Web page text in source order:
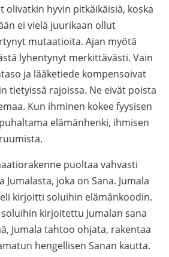
olivatkin hyvin pitkäikäisiä, koska
ei vielä juurikaan ollut
mutaatioita. Ajan myötä
lyhentynyt merkittävästi. Vain
ja lääketiede kompensoivat
tietyissä rajoissa. Ne eivät poista
Kun ihminen kokee fyysisen
elämänhenki, ihmisen
puoltaa vahvasti
joka on Sana. Jumala
kirjoitti soluihin elämänkoodin.
kirjoitettu Jumalan sana
Jumala tahtoo ohjata, rakentaa
hengellisen Sanan kautta.